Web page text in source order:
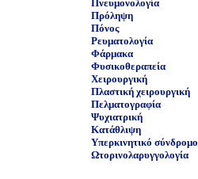
Πνευμονολογία
Πρόληψη
Πόνος
Ρευματολογία
Φάρμακα
Φυσικοθεραπεία
Χειρουργική
Πλαστική χειρουργική
Πελματογραφία
Ψυχιατρική
Κατάθλιψη
Υπερκινητικό σύνδρομο
Ωτορινολαρυγγολογία